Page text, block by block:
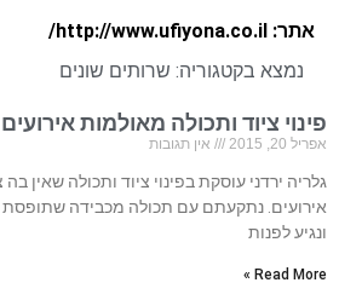
אתר: http://www.ufiyona.co.il/
נמצא בקטגוריה: שרותים שונים
פינוי ציוד ותכולה מאולמות אירועים
אפריל 20, 2015 אין תגובות
גלריה ירדני עוסקת בפינוי ציוד ותכולה שאין
אירועים. נתקעתם עם תכולה מכבידה
ונגיע לפנות
Read More »